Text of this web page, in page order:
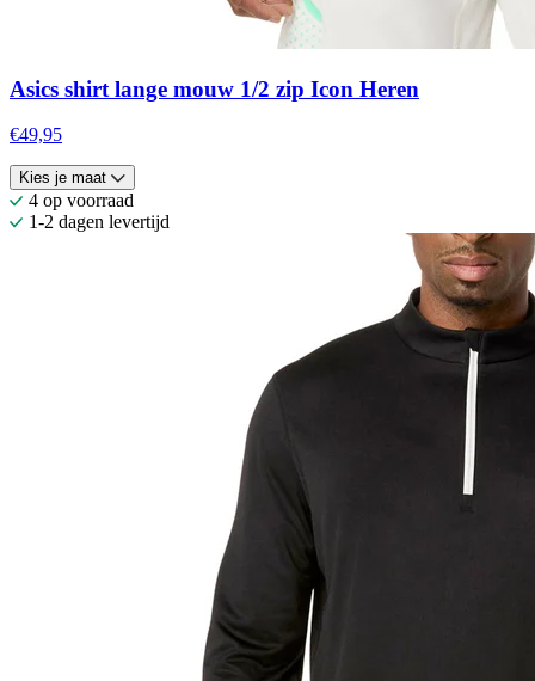
Asics shirt lange mouw 1/2 zip Icon Heren
€49,95
Kies je maat
4 op voorraad
1-2 dagen levertijd